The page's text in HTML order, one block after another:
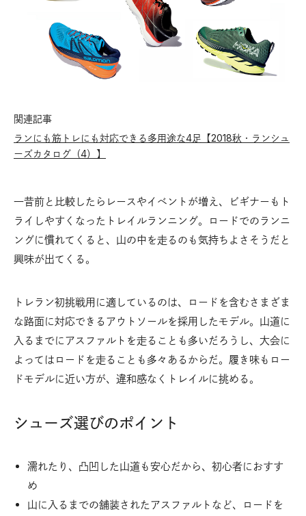
関連記事
ランにも筋トレにも対応できる多用途な4足【2018秋・ランシュ
ーズカタログ（4）】
一昔前と比較したらレースやイベントが増え、ビギナーもト
ライしやすくなったトレイルランニング。ロードでのランニ
ングに慣れてくると、山の中を走るのも気持ちよさそうだと
興味が出てくる。
トレラン初挑戦用に適しているのは、ロードを含むさまざま
な路面に対応できるアウトソールを採用したモデル。山道に
入るまでにアスファルトを走ることも多いだろうし、大会に
よってはロードを走ることも多々あるからだ。履き味もロー
ドモデルに近い方が、違和感なくトレイルに挑める。
シューズ選びのポイント
濡れたり、凸凹した山道も安心だから、初心者におすす
め
山に入るまでの舗装されたアスファルトなど、ロードを